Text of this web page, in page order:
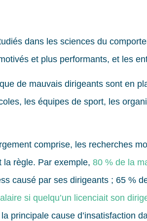
dans les sciences du
et plus performants, et les
de mauvais dirigeants sont en
les équipes de sport, les
comprise, les recherches
la règle. Par exemple, 80 % de la
causé par ses dirigeants ; 65 %
si quelqu’un licenciait son
principale cause d’insatisfaction